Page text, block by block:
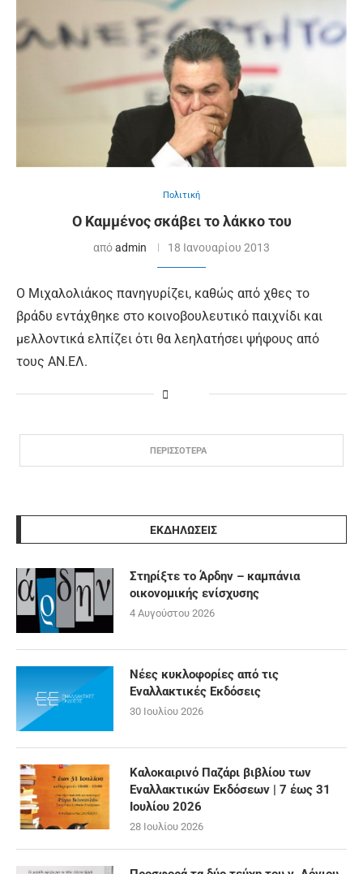
Πολιτική
Ο Καμμένος σκάβει το λάκκο του
απόadmin 18 Ιανουαρίου 2013
Ο Μιχαλολιάκος πανηγυρίζει, καθώς από χθες το
βράδυ εντάχθηκε στο κοινοβουλευτικό παιχνίδι και
μελλοντικά ελπίζει ότι θα λεηλατήσει ψήφους από
τους ΑΝ.ΕΛ.
ΠΕΡΙΣΣΟΤΕΡΑ
ΕΚΔΗΛΩΣΕΙΣ
Στηρίξτε το Άρδην – καμπάνια
οικονομικής ενίσχυσης
4 Αυγούστου 2026
Νέες κυκλοφορίες από τις
Εναλλακτικές Εκδόσεις
30 Ιουλίου 2026
Καλοκαιρινό Παζάρι βιβλίου των
Εναλλακτικών Εκδόσεων | 7 έως 31
Ιουλίου 2026
28 Ιουλίου 2026